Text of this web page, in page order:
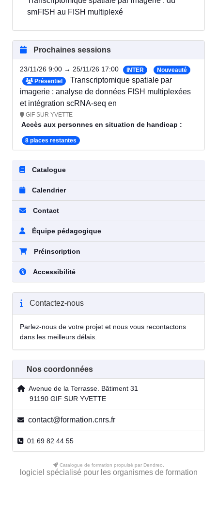
smFISH au FISH multiplexé
Prochaines sessions
23/11/26 9:00 → 25/11/26 17:00 INTER
Nouveauté
Présentiel
Transcriptomique spatiale par
imagerie : analyse de données FISH multiplexées
et intégration scRNA-seq en
GIF SUR YVETTE
Accès aux personnes en situation de handicap :
8 places restantes
Catalogue
Calendrier
Contact
Équipe pédagogique
Préinscription
Accessibilité
Contactez-nous
Parlez-nous de votre projet et nous vous recontactons
dans les meilleurs délais.
Nos coordonnées
Avenue de la Terrasse. Bâtiment 31
91190 GIF SUR YVETTE
contact@formation.cnrs.fr
01 69 82 44 55
Catalogue de formation propulsé par Dendreo,
logiciel spécialisé pour les organismes de formation